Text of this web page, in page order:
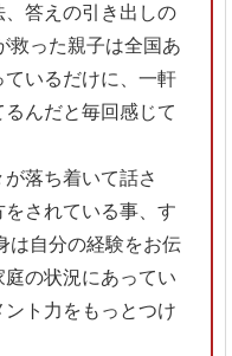
、答えの引き出しの
救った親子は全国あ
いるだけに、一軒
んだと毎回感じて
落ち着いて話さ
されている事、す
は自分の経験をお伝
の状況にあってい
ト力をもっとつけ